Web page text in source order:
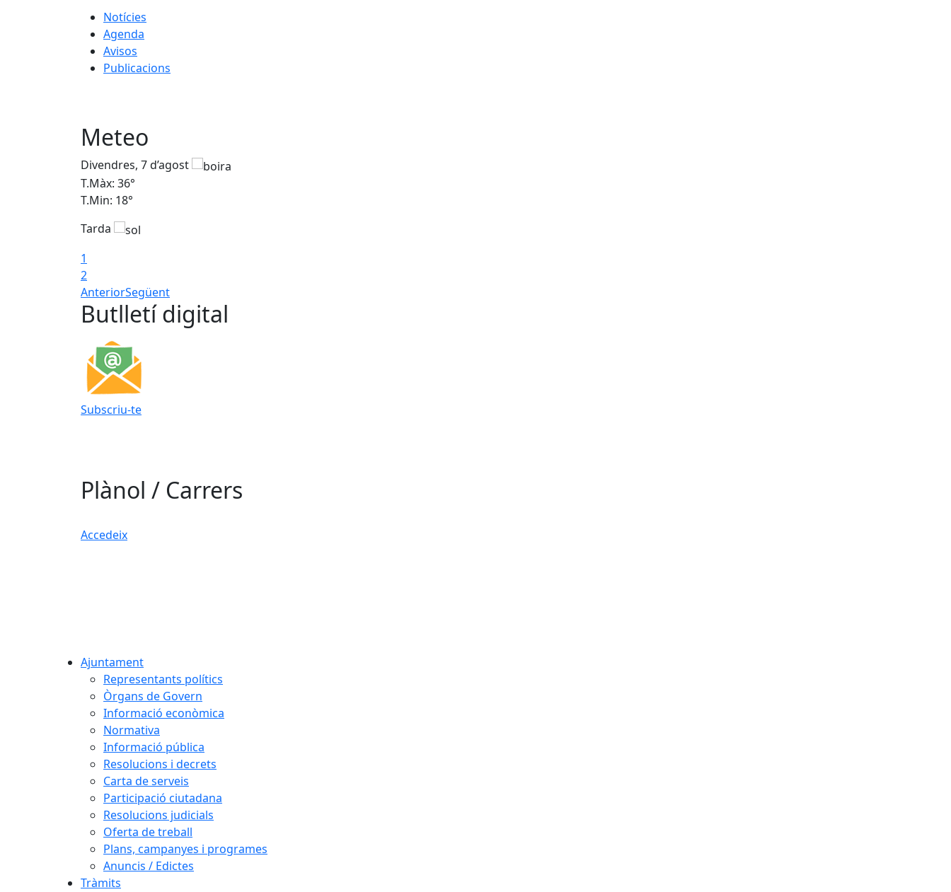
Notícies
Agenda
Avisos
Publicacions
Meteo
Divendres, 7 d’agost
T.Màx: 36°
T.Min: 18°
Tarda
1
2
AnteriorSegüent
Butlletí digital
Subscriu-te
Plànol / Carrers
Accedeix
Ajuntament
Representants polítics
Òrgans de Govern
Informació econòmica
Normativa
Informació pública
Resolucions i decrets
Carta de serveis
Participació ciutadana
Resolucions judicials
Oferta de treball
Plans, campanyes i programes
Anuncis / Edictes
Tràmits